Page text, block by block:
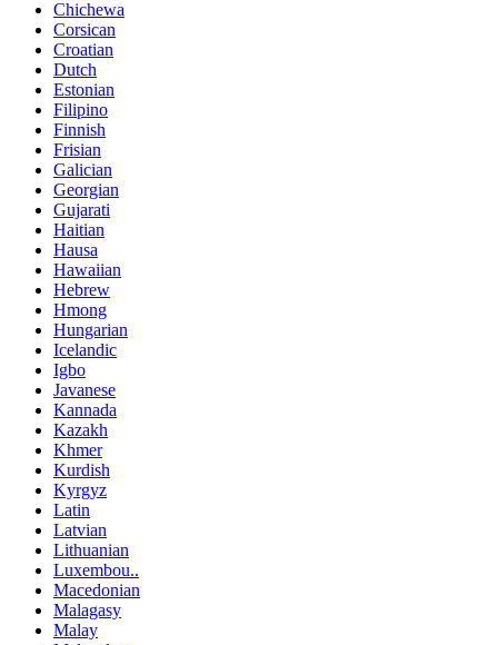
Chichewa
Corsican
Croatian
Dutch
Estonian
Filipino
Finnish
Frisian
Galician
Georgian
Gujarati
Haitian
Hausa
Hawaiian
Hebrew
Hmong
Hungarian
Icelandic
Igbo
Javanese
Kannada
Kazakh
Khmer
Kurdish
Kyrgyz
Latin
Latvian
Lithuanian
Luxembou..
Macedonian
Malagasy
Malay